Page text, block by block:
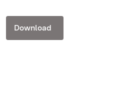
Download